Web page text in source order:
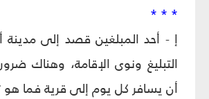
* * *
إ - أحد المبلغين قصد إلى
التبليغ ونوى الإقامة، وهناك
أن يسافر كل يوم إلى قرية فما هو